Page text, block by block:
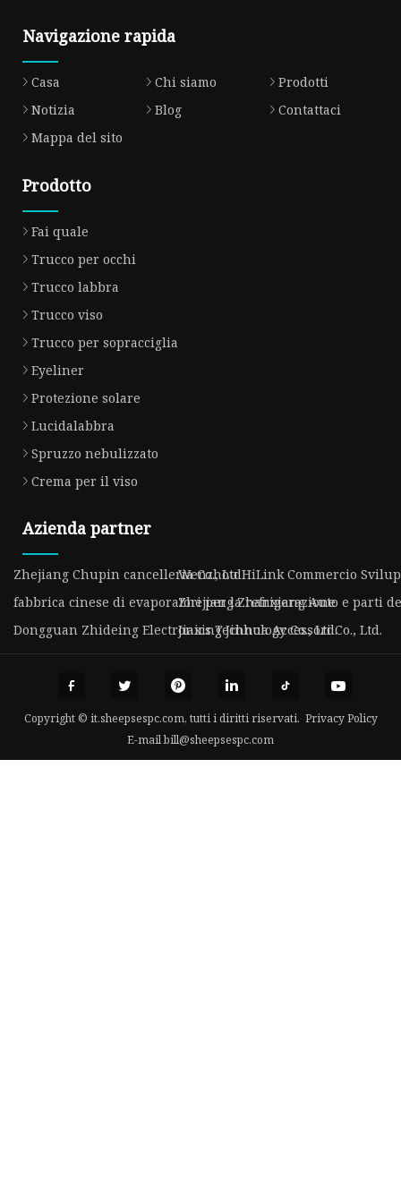
Navigazione rapida
Casa Chi siamo
Prodotti
Notizia
Blog
Contattaci
Mappa del sito
Prodotto
Fai quale
Trucco per occhi
Trucco labbra
Trucco viso
Trucco per sopracciglia
Eyeliner
Protezione solare
Lucidalabbra
Spruzzo nebulizzato
Crema per il viso
Azienda partner
Zhejiang Chupin cancelleria Co., LtdWenzhou HiLink Commercio
fabbrica cinese di evaporatori per la refrigerazione
Zhejiang Zhanxiang Auto e parti
Dongguan Zhideing Electronics Technology Co., Ltd.
Jiaxing Jinhua Accessori Co., Ltd.
Copyright © it.sheepsespc.com, tutti i diritti riservati. Privacy Policy
E-mailbill@sheepsespc.com